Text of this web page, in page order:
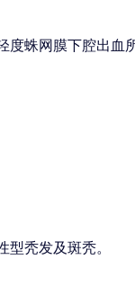
度蛛网膜下腔出
型秃发及斑秃。